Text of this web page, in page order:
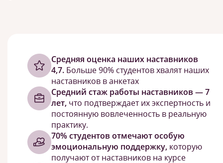
Cредняя оценка наших наставников
4,7. Больше 90% студентов хвалят наших
наставников в анкетах
Средний стаж работы наставников — 7
лет, что подтверждает их экспертность и
постоянную вовлеченность в реальную
практику.
70% студентов отмечают особую
эмоциональную поддержку, которую
получают от наставников на курсе